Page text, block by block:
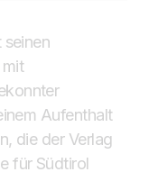
Aufenthalt
die der Verlag
für Südtirol